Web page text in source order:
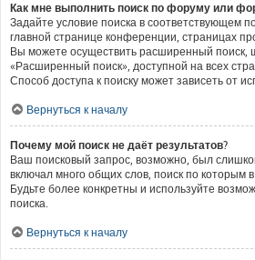
Как мне выполнить поиск по форуму или
Задайте условие поиска в соответствующем
главной странице конференции, страницах
Вы можете осуществить расширенный поиск,
«Расширенный поиск», доступной на всех
Способ доступа к поиску может зависеть от
Вернуться к началу
Почему мой поиск не даёт результатов?
Ваш поисковый запрос, возможно, был
включал много общих слов, поиск по которым
Будьте более конкретны и используйте
поиска.
Вернуться к началу